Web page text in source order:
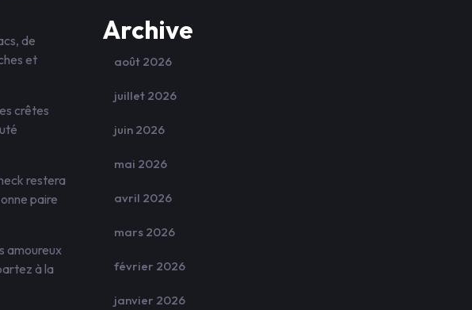
de
et
crêtes
restera
paire
amoureux
à la
Archive
août 2026
juillet 2026
juin 2026
mai 2026
avril 2026
mars 2026
février 2026
janvier 2026